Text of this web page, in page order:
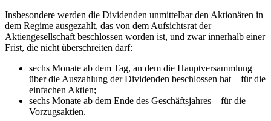
Insbesondere werden die Dividenden unmittelbar den Aktionären in
dem Regime ausgezahlt, das von dem Aufsichtsrat der
Aktiengesellschaft beschlossen worden ist, und zwar innerhalb einer
Frist, die nicht überschreiten darf:
sechs Monate ab dem Tag, an dem die Hauptversammlung
über die Auszahlung der Dividenden beschlossen hat – für die
einfachen Aktien;
sechs Monate ab dem Ende des Geschäftsjahres – für die
Vorzugsaktien.